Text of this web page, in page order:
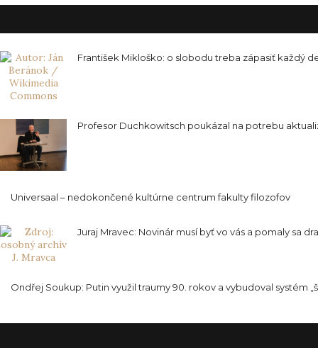
František Mikloško: o slobodu treba zápasiť každý
Profesor Duchkowitsch poukázal na potrebu
Universaal – nedokončené kultúrne centrum fakulty filozofov
Juraj Mravec: Novinár musí byť vo vás a pomaly sa
Ondřej Soukup: Putin využil traumy 90. rokov a vybudoval systém